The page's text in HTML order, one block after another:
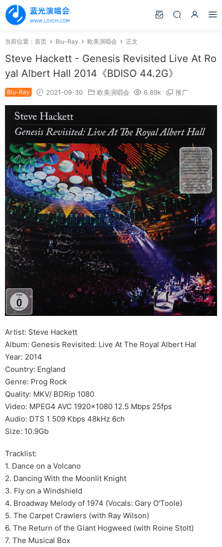
当前位置： 首页 Blu-Ray 欧美演唱会 正文
Steve Hackett - Genesis Revisited Live At Ro
yal Albert Hall 2014《BDISO 44.2G》
Blu-Ray 2021-09-30 欧美演唱会 6.89k 推广
Artist: Steve Hackett
Album: Genesis Revisited: Live At The Royal Albert Hal
Year: 2014
Country: England
Genre: Prog Rock
Quality: MKV/ BDRip 1080
Video: MPEG4 AVC 1920x1080 12.5 Mbps 25fps
Audio: DTS 1 509 Kbps 48kHz 6ch
Size: 10.9Gb
Tracklist:
1. Dance on a Volcano
2. Dancing With the Moonlit Knight
3. Fly on a Windshield
4. Broadway Melody of 1974 (Vocals: Gary O'Toole)
5. The Carpet Crawlers (with Ray Wilson)
6. The Return of the Giant Hogweed (with Roine Stolt)
7. The Musical Box